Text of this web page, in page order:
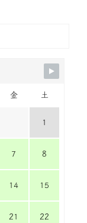
金 土
1
7 8
14 15
21 22